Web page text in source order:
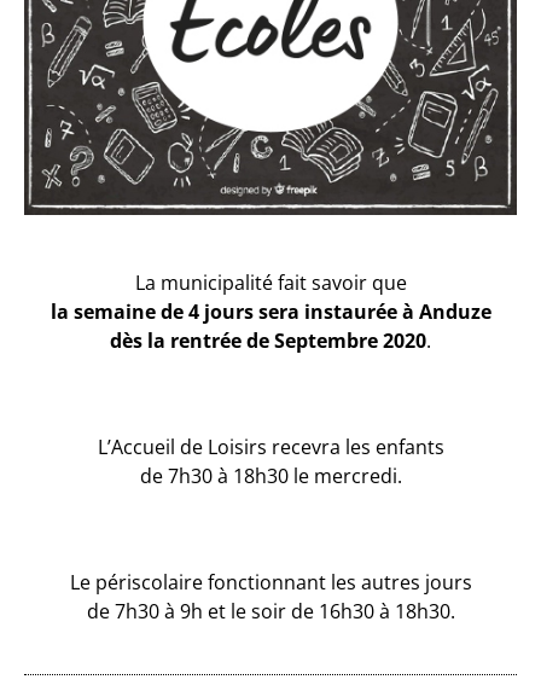
La municipalité fait savoir que
la semaine de 4 jours sera instaurée à Anduze
dès la rentrée de Septembre 2020.
L’Accueil de Loisirs recevra les enfants
de 7h30 à 18h30 le mercredi.
Le périscolaire fonctionnant les autres jours
de 7h30 à 9h et le soir de 16h30 à 18h30.